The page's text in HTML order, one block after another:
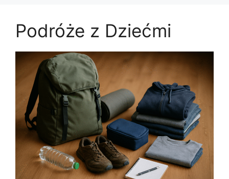
Podróże z Dziećmi